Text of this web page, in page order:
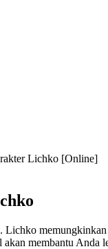
Lichko [Online]
membantu Anda